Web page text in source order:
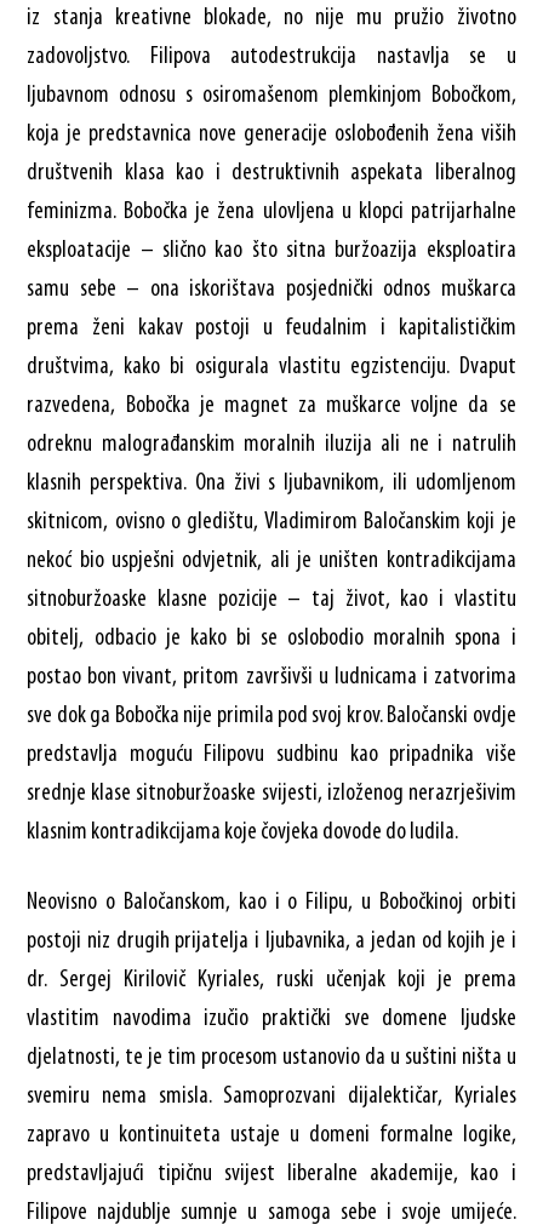
iz stanja kreativne blokade, no nije mu pružio životno
zadovoljstvo. Filipova autodestrukcija nastavlja se u
ljubavnom odnosu s osiromašenom plemkinjom Bobočkom,
koja je predstavnica nove generacije oslobođenih žena viših
društvenih klasa kao i destruktivnih aspekata liberalnog
feminizma. Bobočka je žena ulovljena u klopci patrijarhalne
eksploatacije – slično kao što sitna buržoazija eksploatira
samu sebe – ona iskorištava posjednički odnos muškarca
prema ženi kakav postoji u feudalnim i kapitalističkim
društvima, kako bi osigurala vlastitu egzistenciju. Dvaput
razvedena, Bobočka je magnet za muškarce voljne da se
odreknu malograđanskim moralnih iluzija ali ne i natrulih
klasnih perspektiva. Ona živi s ljubavnikom, ili udomljenom
skitnicom, ovisno o gledištu, Vladimirom Baločanskim koji je
nekoć bio uspješni odvjetnik, ali je uništen kontradikcijama
sitnoburžoaske klasne pozicije – taj život, kao i vlastitu
obitelj, odbacio je kako bi se oslobodio moralnih spona i
postao bon vivant, pritom završivši u ludnicama i zatvorima
sve dok ga Bobočka nije primila pod svoj krov. Baločanski ovdje
predstavlja moguću Filipovu sudbinu kao pripadnika više
srednje klase sitnoburžoaske svijesti, izloženog nerazrješivim
klasnim kontradikcijama koje čovjeka dovode do ludila.
Neovisno o Baločanskom, kao i o Filipu, u Bobočkinoj orbiti
postoji niz drugih prijatelja i ljubavnika, a jedan od kojih je i
dr. Sergej Kirilovič Kyriales, ruski učenjak koji je prema
vlastitim navodima izučio praktički sve domene ljudske
djelatnosti, te je tim procesom ustanovio da u suštini ništa u
svemiru nema smisla. Samoprozvani dijalektičar, Kyriales
zapravo u kontinuiteta ustaje u domeni formalne logike,
predstavljajući tipičnu svijest liberalne akademije, kao i
Filipove najdublje sumnje u samoga sebe i svoje umijeće.